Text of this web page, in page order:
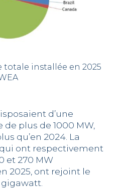
totale installée en 2025
d’une
plus de 1000 MW,
qu’en 2024. La
ont respectivement
et 270 MW
2025, ont rejoint le